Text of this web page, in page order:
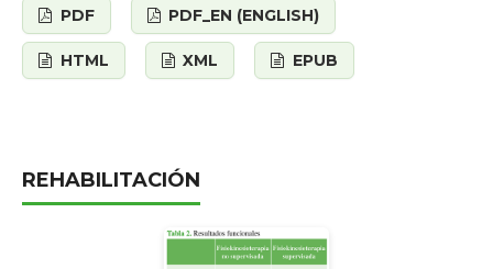
PDF PDF_EN (ENGLISH)
HTML XML EPUB
REHABILITACIÓN